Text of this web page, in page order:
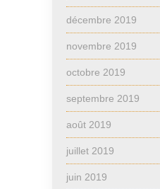
décembre 2019
novembre 2019
octobre 2019
septembre 2019
août 2019
juillet 2019
juin 2019